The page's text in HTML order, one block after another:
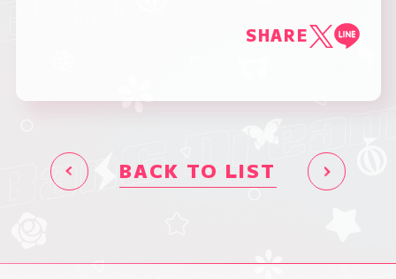
SHARE
BACK TO LIST